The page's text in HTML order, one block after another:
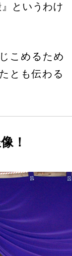
というわけ
こめるため
とも伝わる
！